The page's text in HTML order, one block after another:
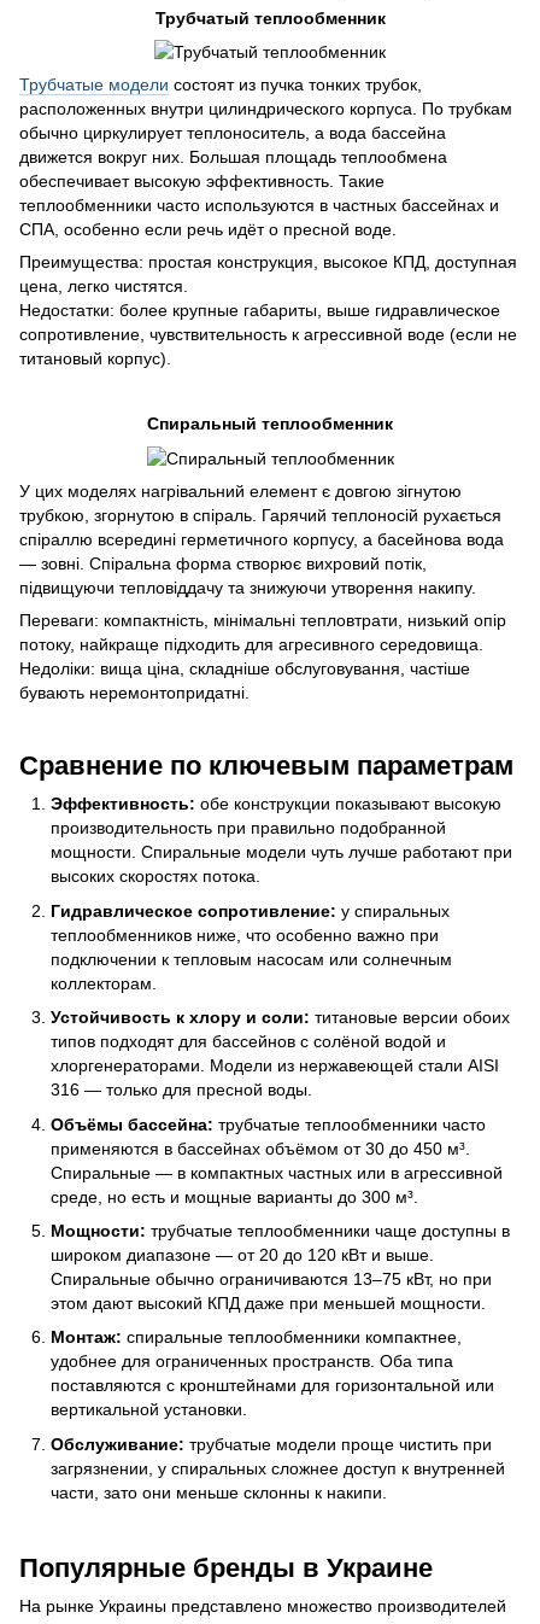
Трубчатый теплообменник
Трубчатые модели состоят из пучка тонких трубок,
расположенных внутри цилиндрического корпуса. По трубкам
обычно циркулирует теплоноситель, а вода бассейна
движется вокруг них. Большая площадь теплообмена
обеспечивает высокую эффективность. Такие
теплообменники часто используются в частных бассейнах и
СПА, особенно если речь идёт о пресной воде.
Преимущества: простая конструкция, высокое КПД, доступная
цена, легко чистятся.
Недостатки: более крупные габариты, выше гидравлическое
сопротивление, чувствительность к агрессивной воде (если не
титановый корпус).
Спиральный теплообменник
У цих моделях нагрівальний елемент є довгою зігнутою
трубкою, згорнутою в спіраль. Гарячий теплоносій рухається
спіраллю всередині герметичного корпусу, а басейнова вода
— зовні. Спіральна форма створює вихровий потік,
підвищуючи тепловіддачу та знижуючи утворення накипу.
Переваги: ​​компактність, мінімальні тепловтрати, низький опір
потоку, найкраще підходить для агресивного середовища.
Недоліки: вища ціна, складніше обслуговування, частіше
бувають неремонтопридатні.
Сравнение по ключевым параметрам
Эффективность: обе конструкции показывают высокую
производительность при правильно подобранной
мощности. Спиральные модели чуть лучше работают при
высоких скоростях потока.
Гидравлическое сопротивление: у спиральных
теплообменников ниже, что особенно важно при
подключении к тепловым насосам или солнечным
коллекторам.
Устойчивость к хлору и соли: титановые версии обоих
типов подходят для бассейнов с солёной водой и
хлоргенераторами. Модели из нержавеющей стали AISI
316 — только для пресной воды.
Объёмы бассейна: трубчатые теплообменники часто
применяются в бассейнах объёмом от 30 до 450 м³.
Спиральные — в компактных частных или в агрессивной
среде, но есть и мощные варианты до 300 м³.
Мощности: трубчатые теплообменники чаще доступны в
широком диапазоне — от 20 до 120 кВт и выше.
Спиральные обычно ограничиваются 13–75 кВт, но при
этом дают высокий КПД даже при меньшей мощности.
Монтаж: спиральные теплообменники компактнее,
удобнее для ограниченных пространств. Оба типа
поставляются с кронштейнами для горизонтальной или
вертикальной установки.
Обслуживание: трубчатые модели проще чистить при
загрязнении, у спиральных сложнее доступ к внутренней
части, зато они меньше склонны к накипи.
Популярные бренды в Украине
На рынке Украины представлено множество производителей